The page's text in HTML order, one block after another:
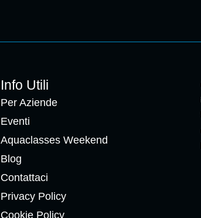
Info Utili
Per Aziende
Eventi
Aquaclasses Weekend
Blog
Contattaci
Privacy Policy
Cookie Policy